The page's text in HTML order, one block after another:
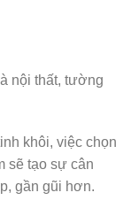
nội thất, tường
khôi, việc chọn
sẽ tạo sự cân
gần gũi hơn.